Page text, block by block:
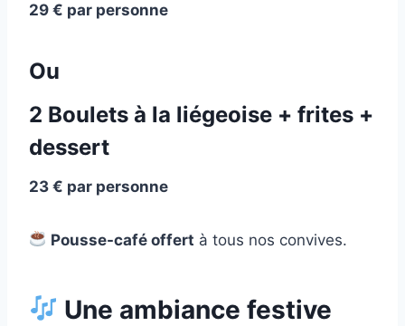
29 € par personne
Ou
2 Boulets à la liégeoise + frites +
dessert
23 € par personne
Pousse-café offert à tous nos convives.
Une ambiance festive